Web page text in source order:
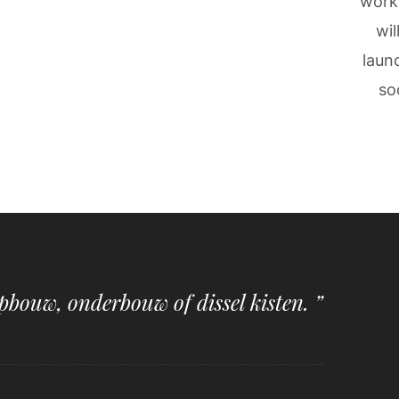
onderbouw of dissel kisten. ”